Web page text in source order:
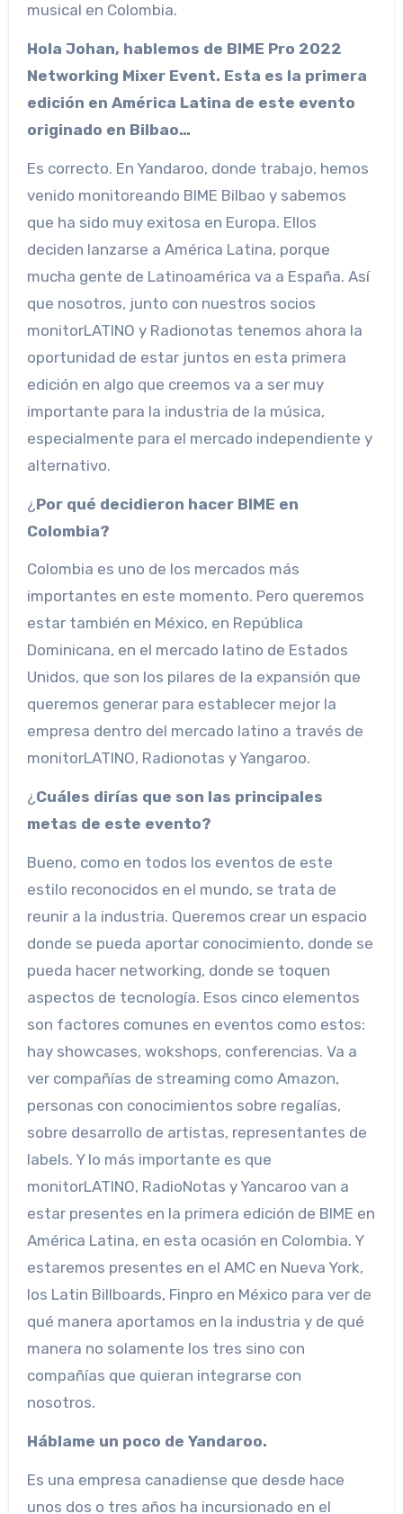
musical en Colombia.
Hola Johan, hablemos de BIME Pro 2022
Networking Mixer Event. Esta es la primera
edición en América Latina de este evento
originado en Bilbao…
Es correcto. En Yandaroo, donde trabajo, hemos
venido monitoreando BIME Bilbao y sabemos
que ha sido muy exitosa en Europa. Ellos
deciden lanzarse a América Latina, porque
mucha gente de Latinoamérica va a España. Así
que nosotros, junto con nuestros socios
monitorLATINO y Radionotas tenemos ahora la
oportunidad de estar juntos en esta primera
edición en algo que creemos va a ser muy
importante para la industria de la música,
especialmente para el mercado independiente y
alternativo.
¿ Por qué decidieron hacer BIME en
Colombia?
Colombia es uno de los mercados más
importantes en este momento. Pero queremos
estar también en México, en República
Dominicana, en el mercado latino de Estados
Unidos, que son los pilares de la expansión que
queremos generar para establecer mejor la
empresa dentro del mercado latino a través de
monitorLATINO, Radionotas y Yangaroo.
¿Cuáles dirías que son las principales
metas de este evento?
Bueno, como en todos los eventos de este
estilo reconocidos en el mundo, se trata de
reunir a la industria. Queremos crear un espacio
donde se pueda aportar conocimiento, donde se
pueda hacer networking, donde se toquen
aspectos de tecnología. Esos cinco elementos
son factores comunes en eventos como estos:
hay showcases, wokshops, conferencias. Va a
ver compañías de streaming como Amazon,
personas con conocimientos sobre regalías,
sobre desarrollo de artistas, representantes de
labels. Y lo más importante es que
monitorLATINO, RadioNotas y Yancaroo van a
estar presentes en la primera edición de BIME en
América Latina, en esta ocasión en Colombia. Y
estaremos presentes en el AMC en Nueva York,
los Latin Billboards, Finpro en México para ver de
qué manera aportamos en la industria y de qué
manera no solamente los tres sino con
compañías que quieran integrarse con
nosotros.
Háblame un poco de Yandaroo.
Es una empresa canadiense que desde hace
unos dos o tres años ha incursionado en el